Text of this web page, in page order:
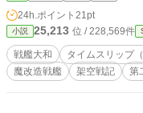
24h.ポイント 21pt
小説 25,213 位 / 228,569件
戦艦大和 タイムスリップ（
魔改造戦艦
架空戦記 第